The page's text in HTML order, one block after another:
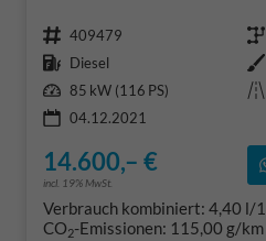
Fahrzeugnr. 409479 Getriebe
Kraftstoff Diesel Außenfarbe
Leistung 85 kW (116 PS) Kilometerstand
04.12.2021
14.600,– €
incl. 19% MwSt.
Verbrauch kombiniert: 4,40 l/
CO2-Emissionen: 115,00 g/km